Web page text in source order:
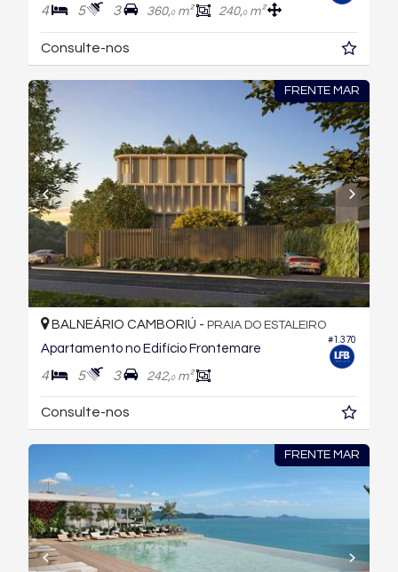
4 5 3 360,0m² 240,0m²
Consulte-nos
FRENTE MAR
#1.370
BALNEÁRIO CAMBORIÚ - PRAIA DO ESTALEIRO
Apartamento no Edifício Frontemare
4 5 3 242,0m²
Consulte-nos
FRENTE MAR